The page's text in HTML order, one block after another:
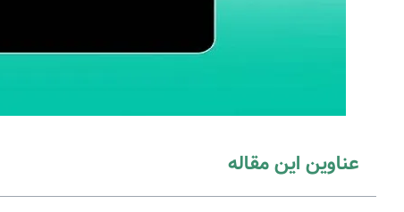
عناوین این مقاله